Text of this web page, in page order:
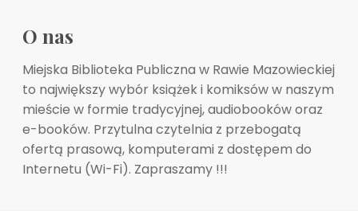
O nas
Miejska Biblioteka Publiczna w Rawie Mazowieckiej
to największy wybór książek i komiksów w naszym
mieście w formie tradycyjnej, audiobooków oraz
e-booków. Przytulna czytelnia z przebogatą
ofertą prasową, komputerami z dostępem do
Internetu (Wi-Fi). Zapraszamy !!!